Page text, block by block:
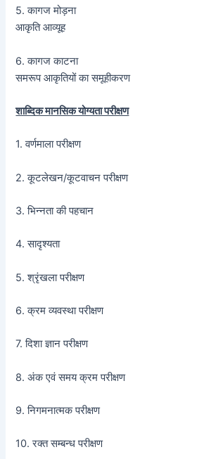
5. कागज
आकृति आव्यूह
6. कागज
समरूप आकृतियों का समूहीकरण
शाब्दिक मानसिक योग्यता परीक्षण
1. वर्णमाला परीक्षण
2. कूटलेखन/कूटवाचन परीक्षण
3. भिन्नता की पहचान
4. सादृश्यता
5. श्रृंखला परीक्षण
6. क्रम व्यवस्था परीक्षण
7. दिशा ज्ञान परीक्षण
8. अंक एवं समय क्रम परीक्षण
9. निगमनात्मक परीक्षण
10. रक्त सम्बन्ध परीक्षण